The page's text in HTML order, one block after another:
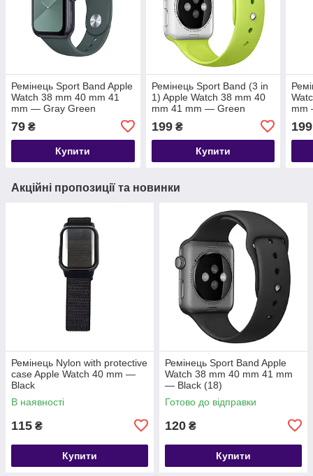
Ремінець Sport Band Apple
Watch 38 mm 40 mm 41
mm — Gray Green
79 ₴
Купити
Ремінець Sport Band (3 in
1) Apple Watch 38 mm 40
mm 41 mm — Green
199₴
Купити
mm
199
Акційні пропозиції та новинки
Ремінець Nylon with protective
case Apple Watch 40 mm —
Black
В наявності
115 ₴
Купити
Ремінець Sport Band Apple
Watch 38 mm 40 mm 41 mm
— Black (18)
Готово до відправки
120 ₴
Купити